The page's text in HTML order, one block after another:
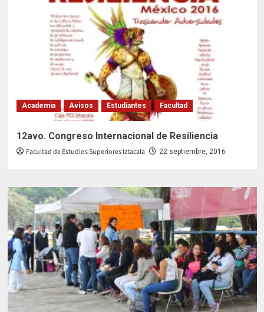
2016
de
Cirujano
Dentista
Academia Avisos Estudiantes Facultad
12avo. Congreso Internacional de Resiliencia
Facultad de Estudios Superiores Iztacala 22 septiembre, 2016